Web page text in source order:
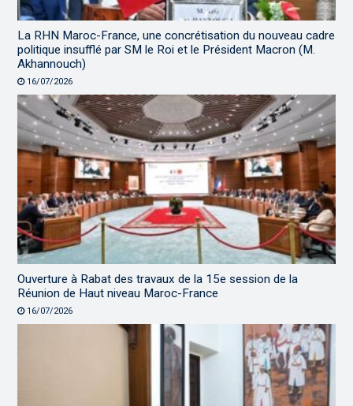
La RHN Maroc-France, une concrétisation du nouveau cadre
politique insufflé par SM le Roi et le Président Macron (M.
Akhannouch)
16/07/2026
Ouverture à Rabat des travaux de la 15e session de la
Réunion de Haut niveau Maroc-France
16/07/2026